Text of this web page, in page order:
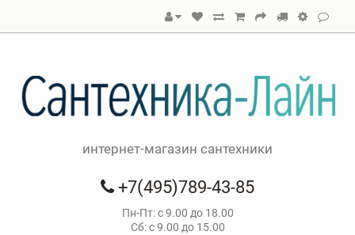
интернет-магазин сантехники
+7(495)789-43-85
Пн-Пт: с 9.00 до 18.00
Сб: с 9.00 до 15.00